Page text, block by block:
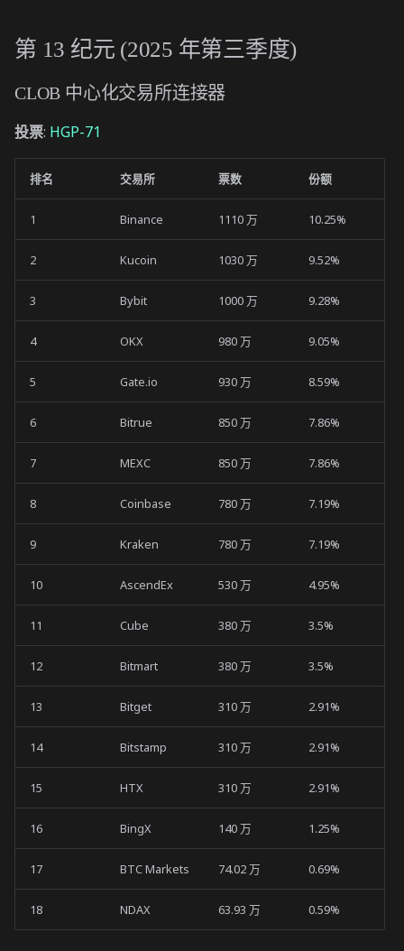
DEX 连接器
第 8 纪元 (2024 年第二季度)
链连接器
第 7 纪元 (2023 年第四季度)
CEX 连接器
DEX 连接器
链连接器
CEX 连接器
DEX 连接器
链连接器
第 5 纪元 (2023 年第二季度)
DEX 连接器
核心策略
第 4 纪元 (2023 年第二季度)
CEX 连接器
DEX 连接器
第 13 纪元 (2025 年第三季度)
CLOB 中心化交易所连接器
投票: HGP-71
排名 交易所 票数 份额
1 Binance 1110 万 10.25%
2 Kucoin 1030 万 9.52%
3 Bybit 1000 万 9.28%
4 OKX 980 万 9.05%
5 Gate.io 930 万 8.59%
6 Bitrue 850 万 7.86%
7 MEXC 850 万 7.86%
8 Coinbase 780 万 7.19%
9 Kraken 780 万 7.19%
10 AscendEx 530 万 4.95%
11 Cube 380 万 3.5%
12 Bitmart 380 万 3.5%
13 Bitget 310 万 2.91%
14 Bitstamp 310 万 2.91%
15 HTX 310 万 2.91%
16 BingX 140 万 1.25%
17 BTC Markets 74.02 万 0.69%
18 NDAX 63.93 万 0.59%